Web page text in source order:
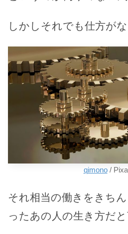
しかしそれでも仕方がな
qimono/
それ相当の働きをきち
ったあの人の生き方だと